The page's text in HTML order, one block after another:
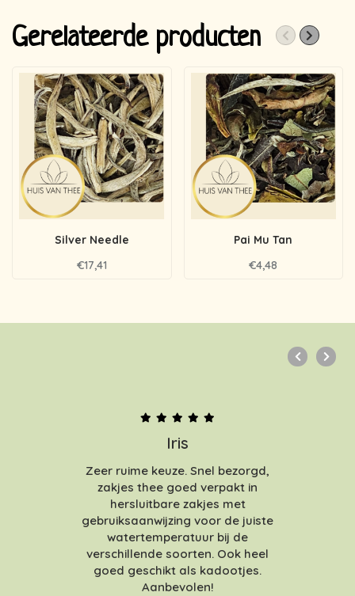
Gerelateerde producten
Silver Needle
€17,41
Pai Mu Tan
€4,48
Iris
Zeer ruime keuze. Snel bezorgd,
zakjes thee goed verpakt in
hersluitbare zakjes met
gebruiksaanwijzing voor de juiste
watertemperatuur bij de
verschillende soorten. Ook heel
goed geschikt als kadootjes.
Aanbevolen!